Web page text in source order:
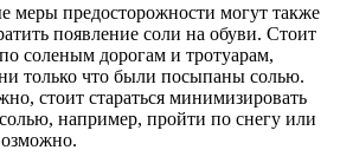
меры предосторожности могут также
появление соли на обуви. Стоит
соленым дорогам и тротуарам,
только что были посыпаны солью.
стоит стараться минимизировать
например, пройти по снегу или